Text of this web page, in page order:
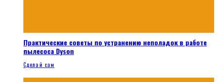
Практические советы по устранению неполадок в работе
пылесоса Dyson
Сделай сам